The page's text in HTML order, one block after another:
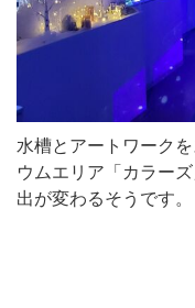
水槽とアートワーク
ウムエリア「カラー
出が変わるそうです。